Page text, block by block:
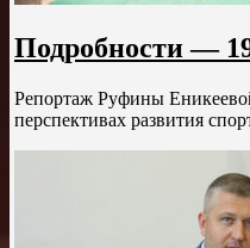
Подробности —
Репортаж Руфины
перспективах развития